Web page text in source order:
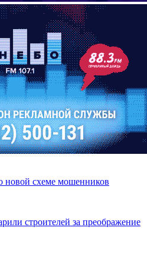
новой схеме мошенников
строителей за преображение